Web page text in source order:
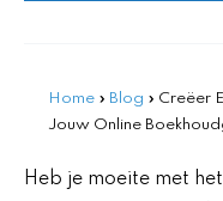
Home » Blog » Creëer
Jouw Online
Heb je moeite met